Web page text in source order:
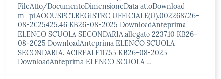
FileAtto/DocumentoDimensioneData attoDownload
m_pi.AOOUSPCT.REGISTRO UFFICIALE(U).0022687.26-
08-2025425.46 KB26-08-2025 DownloadAnteprima
ELENCO SCUOLA SECONDARIA.allegato 2237.10 KB26-
08-2025 DownloadAnteprima ELENCO SCUOLA
SECONDARIA. ACIREALE117.55 KB26-08-2025
DownloadAnteprima ELENCO SCUOLA …